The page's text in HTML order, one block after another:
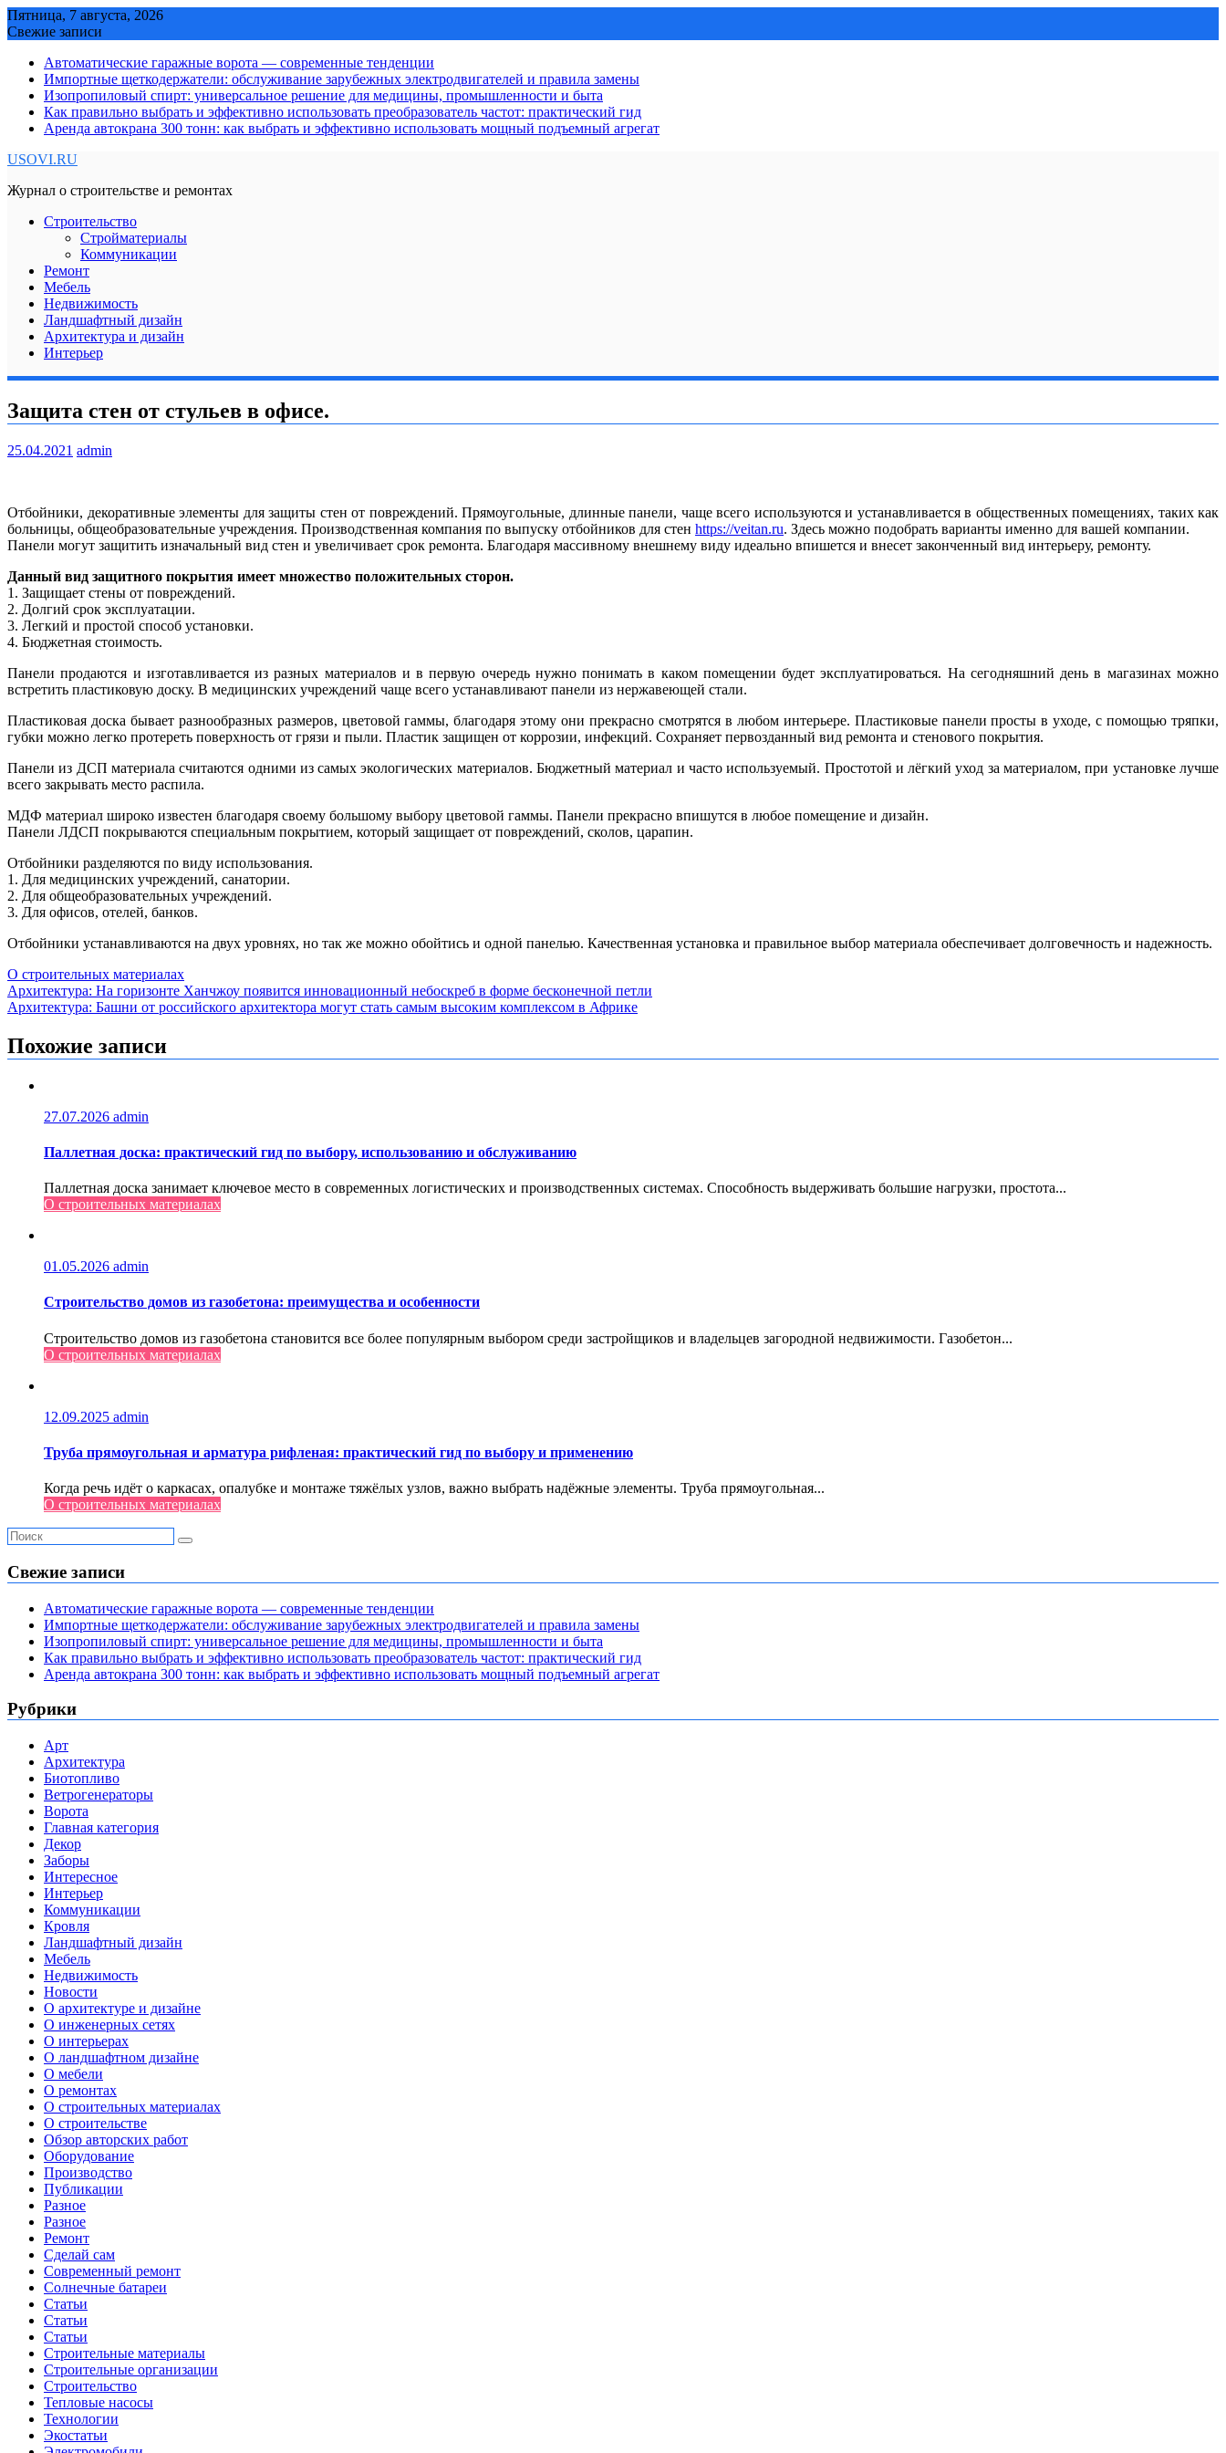
Skip
to
Пятница, 7 августа, 2026
Свежие записи
Автоматические гаражные ворота — современные тенденции
Импортные щеткодержатели: обслуживание зарубежных электродвигателей и правила замены
Изопропиловый спирт: универсальное решение для медицины, промышленности и быта
Как правильно выбрать и эффективно использовать преобразователь частот: практический гид
Аренда автокрана 300 тонн: как выбрать и эффективно использовать мощный подъемный агрегат
USOVI.RU
Журнал о строительстве и ремонтах
Строительство
Стройматериалы
Коммуникации
Ремонт
Мебель
Недвижимость
Ландшафтный дизайн
Архитектура и дизайн
Интерьер
Защита стен от стульев в офисе.
25.04.2021 admin
Отбойники, декоративные элементы для защиты стен от повреждений. Прямоугольные, длинные панели, чаще всего используются и устанавливается в общественных помещениях, таких как
больницы, общеобразовательные учреждения. Производственная компания по выпуску отбойников для стен https://veitan.ru. Здесь можно подобрать варианты именно для вашей компании.
Панели могут защитить изначальный вид стен и увеличивает срок ремонта. Благодаря массивному внешнему виду идеально впишется и внесет законченный вид интерьеру, ремонту.
Данный вид защитного покрытия имеет множество положительных сторон.
1. Защищает стены от повреждений.
2. Долгий срок эксплуатации.
3. Легкий и простой способ установки.
4. Бюджетная стоимость.
Панели продаются и изготавливается из разных материалов и в первую очередь нужно понимать в каком помещении будет эксплуатироваться. На сегодняшний день в магазинах можно
встретить пластиковую доску. В медицинских учреждений чаще всего устанавливают панели из нержавеющей стали.
Пластиковая доска бывает разнообразных размеров, цветовой гаммы, благодаря этому они прекрасно смотрятся в любом интерьере. Пластиковые панели просты в уходе, с помощью тряпки,
губки можно легко протереть поверхность от грязи и пыли. Пластик защищен от коррозии, инфекций. Сохраняет первозданный вид ремонта и стенового покрытия.
Панели из ДСП материала считаются одними из самых экологических материалов. Бюджетный материал и часто используемый. Простотой и лёгкий уход за материалом, при установке лучше
всего закрывать место распила.
МДФ материал широко известен благодаря своему большому выбору цветовой гаммы. Панели прекрасно впишутся в любое помещение и дизайн.
Панели ЛДСП покрываются специальным покрытием, который защищает от повреждений, сколов, царапин.
Отбойники разделяются по виду использования.
1. Для медицинских учреждений, санатории.
2. Для общеобразовательных учреждений.
3. Для офисов, отелей, банков.
Отбойники устанавливаются на двух уровнях, но так же можно обойтись и одной панелью. Качественная установка и правильное выбор материала обеспечивает долговечность и надежность.
О строительных материалах
Навигация
по
записям
Архитектура: На горизонте Ханчжоу появится инновационный небоскреб в форме бесконечной петли
Архитектура: Башни от российского архитектора могут стать самым высоким комплексом в Африке
Похожие записи
27.07.2026 admin
Паллетная доска: практический гид по выбору, использованию и обслуживанию
Паллетная доска занимает ключевое место в современных логистических и производственных системах. Способность выдерживать большие нагрузки, простота...
О строительных материалах
01.05.2026 admin
Строительство домов из газобетона: преимущества и особенности
Строительство домов из газобетона становится все более популярным выбором среди застройщиков и владельцев загородной недвижимости. Газобетон...
О строительных материалах
12.09.2025 admin
Труба прямоугольная и арматура рифленая: практический гид по выбору и применению
Когда речь идёт о каркасах, опалубке и монтаже тяжёлых узлов, важно выбрать надёжные элементы. Труба прямоугольная...
О строительных материалах
Свежие записи
Автоматические гаражные ворота — современные тенденции
Импортные щеткодержатели: обслуживание зарубежных электродвигателей и правила замены
Изопропиловый спирт: универсальное решение для медицины, промышленности и быта
Как правильно выбрать и эффективно использовать преобразователь частот: практический гид
Аренда автокрана 300 тонн: как выбрать и эффективно использовать мощный подъемный агрегат
Рубрики
Арт
Архитектура
Биотопливо
Ветрогенераторы
Ворота
Главная категория
Декор
Заборы
Интересное
Интерьер
Коммуникации
Кровля
Ландшафтный дизайн
Мебель
Недвижимость
Новости
О архитектуре и дизайне
О инженерных сетях
О интерьерах
О ландшафтном дизайне
О мебели
О ремонтах
О строительных материалах
О строительстве
Обзор авторских работ
Оборудование
Производство
Публикации
Разное
Разное
Ремонт
Сделай сам
Современный ремонт
Солнечные батареи
Статьи
Статьи
Статьи
Строительные материалы
Строительные организации
Строительство
Тепловые насосы
Технологии
Экостатьи